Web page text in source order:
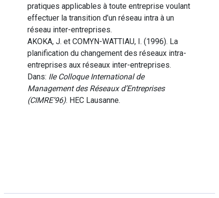
pratiques applicables à toute entreprise voulant
effectuer la transition d’un réseau intra à un
réseau inter-entreprises.
AKOKA, J. et COMYN-WATTIAU, I. (1996). La
planification du changement des réseaux intra-
entreprises aux réseaux inter-entreprises.
Dans: IIe Colloque International de
Management des Réseaux d’Entreprises
(CIMRE’96). HEC Lausanne.